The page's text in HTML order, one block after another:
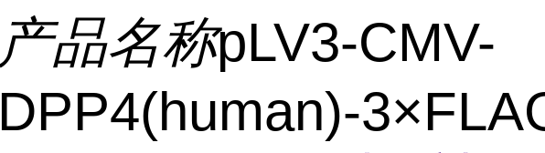
产品名称pLV3-CMV-
DPP4(human)-